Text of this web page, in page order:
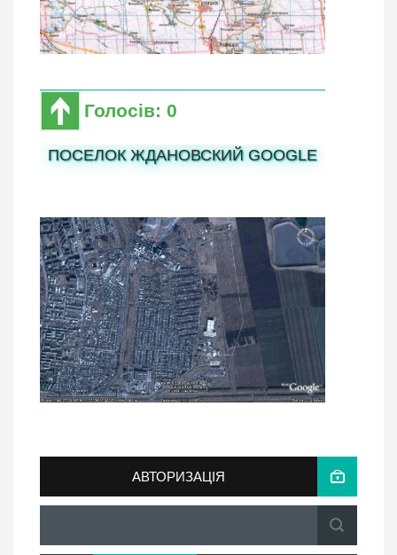
Голосів: 0
ПОСЕЛОК ЖДАНОВСКИЙ GOOGLE
АВТОРИЗАЦІЯ